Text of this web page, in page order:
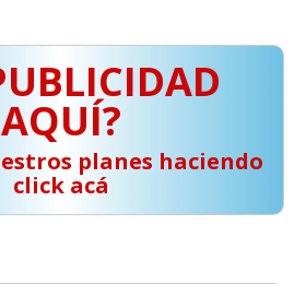
AQUÍ?
planes haciendo
click acá